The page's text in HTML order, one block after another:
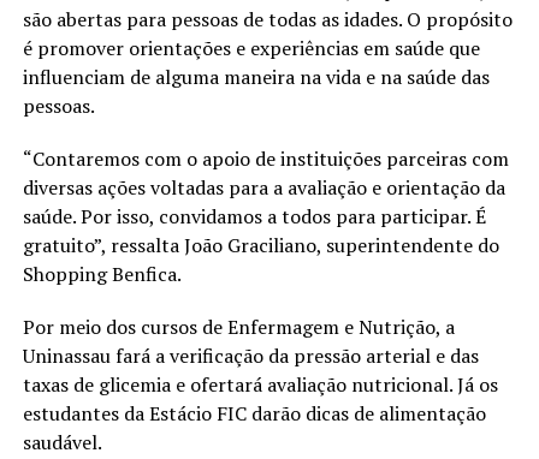
são abertas para pessoas de todas as idades. O propósito
é promover orientações e experiências em saúde que
influenciam de alguma maneira na vida e na saúde das
pessoas.
“Contaremos com o apoio de instituições parceiras com
diversas ações voltadas para a avaliação e orientação da
saúde. Por isso, convidamos a todos para participar. É
gratuito”, ressalta João Graciliano, superintendente do
Shopping Benfica.
Por meio dos cursos de Enfermagem e Nutrição, a
Uninassau fará a verificação da pressão arterial e das
taxas de glicemia e ofertará avaliação nutricional. Já os
estudantes da Estácio FIC darão dicas de alimentação
saudável.